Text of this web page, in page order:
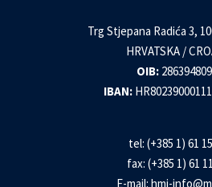
Trg Stjepana Radića 3,
HRVATSKA /
OIB:
IBAN:
tel: (+385 1) 61
fax: (+385 1) 61
E-mail: hmi-